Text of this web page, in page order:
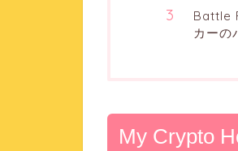
Battle
カーの
My Crypto